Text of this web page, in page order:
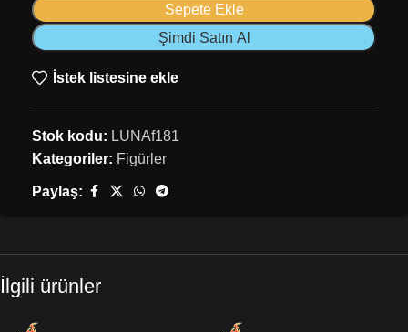
Sepete Ekle
Şimdi Satın Al
İstek listesine ekle
Stok kodu: LUNAf181
Kategoriler: Figürler
Paylaş:
İlgili ürünler